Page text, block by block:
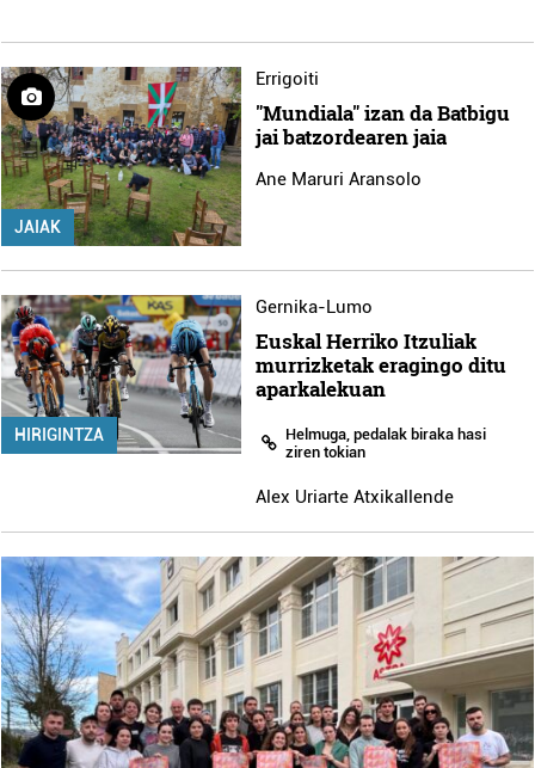
JAIAK
Errigoiti
"Mundiala" izan da Batbigu
jai batzordearen jaia
Ane Maruri Aransolo
HIRIGINTZA
Gernika-Lumo
Euskal Herriko Itzuliak
murrizketak eragingo ditu
aparkalekuan
Helmuga, pedalak biraka hasi
ziren tokian
Alex Uriarte Atxikallende